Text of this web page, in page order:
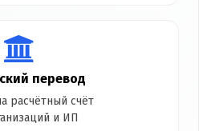
перевод
расчётный счёт
и ИП